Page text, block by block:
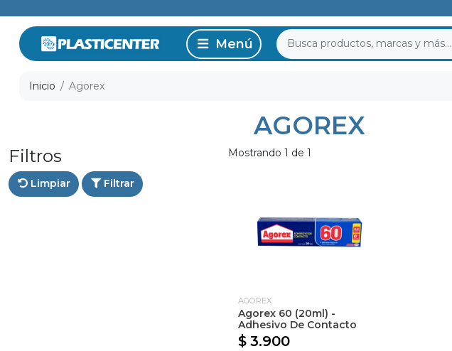
Inicio Agorex
AGOREX
Filtros
Limpiar Filtrar
Mostrando 1 de 1
AGOREX
Agorex 60 (20ml) -
Adhesivo De Contacto
$ 3.900